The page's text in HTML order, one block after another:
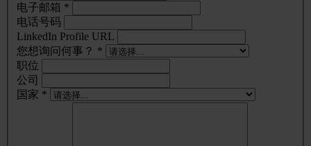
电子邮箱 *
电话号码
LinkedIn Profile URL
您想询问何事？ *
职位
公司
国家 *